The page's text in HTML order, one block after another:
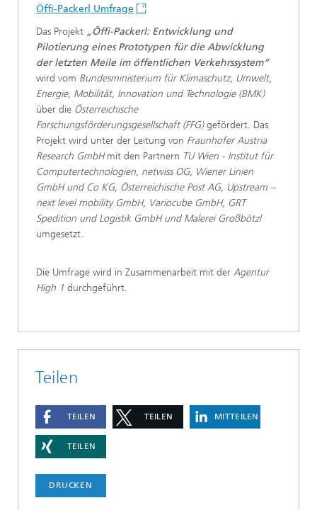
Öffi-Packerl Umfrage
Das Projekt „Öffi-Packerl: Entwicklung und
Pilotierung eines Prototypen für die Abwicklung
der letzten Meile im öffentlichen Verkehrssystem“
wird vom Bundesministerium für Klimaschutz, Umwelt,
Energie, Mobilität, Innovation und Technologie (BMK)
über die Österreichische
Forschungsförderungsgesellschaft (FFG)gefördert. Das
Projekt wird unter der Leitung von Fraunhofer Austria
Research GmbHmit den Partnern TU Wien - Institut für
Computertechnologien, netwiss OG, Wiener Linien
GmbH und Co KG, Österreichische Post AG, Upstream –
next level mobility GmbH, Variocube GmbH, GRT
Spedition und Logistik GmbH und Malerei Großbötzl
umgesetzt.
Die Umfrage wird in Zusammenarbeit mit der Agentur
High 1 durchgeführt.
Teilen
TEILEN TEILEN MITTEILEN
TEILEN
DRUCKEN